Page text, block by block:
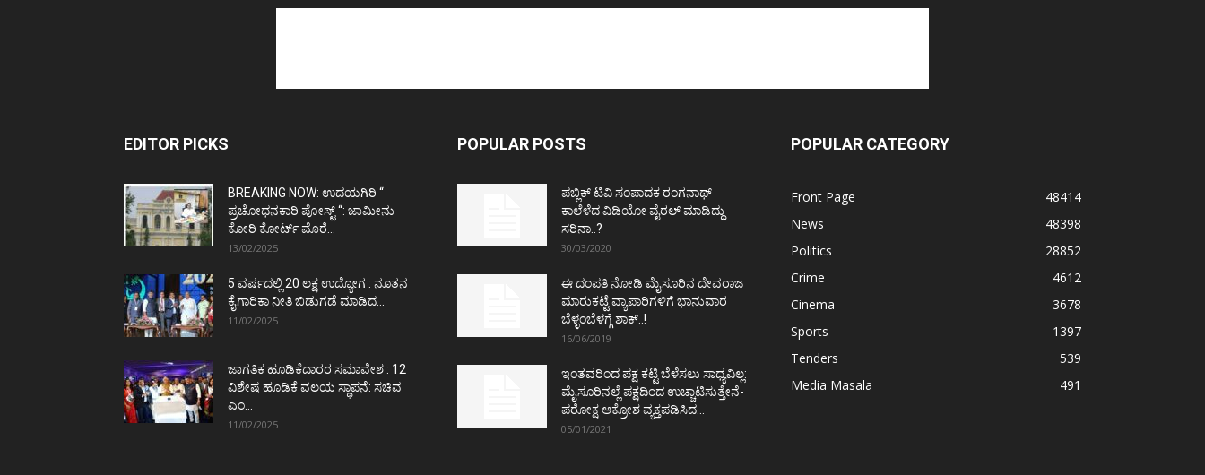
EDITOR PICKS
BREAKING NOW: ಉದಯಗಿರಿ “
ಪ್ರಚೋಧನಕಾರಿ ಪೋಸ್ಟ್‌ “: ಜಾಮೀನು
ಕೋರಿ ಕೋರ್ಟ್‌ ಮೊರೆ...
13/02/2025
5 ವರ್ಷದಲ್ಲಿ 20 ಲಕ್ಷ ಉದ್ಯೋಗ : ನೂತನ
ಕೈಗಾರಿಕಾ ನೀತಿ ಬಿಡುಗಡೆ ಮಾಡಿದ...
11/02/2025
ಜಾಗತಿಕ ಹೂಡಿಕೆದಾರರ ಸಮಾವೇಶ : 12
ವಿಶೇಷ ಹೂಡಿಕೆ ವಲಯ ಸ್ಥಾಪನೆ: ಸಚಿವ
ಎಂ...
11/02/2025
POPULAR POSTS
ಪಬ್ಲಿಕ್ ಟಿವಿ ಸಂಪಾದಕ ರಂಗನಾಥ್
ಕಾಲೆಳೆದ ವಿಡಿಯೋ ವೈರಲ್ ಮಾಡಿದ್ದು
ಸರಿನಾ..?
30/03/2020
ಈ ದಂಪತಿ ನೋಡಿ ಮೈಸೂರಿನ ದೇವರಾಜ
ಮಾರುಕಟ್ಟೆ ವ್ಯಾಪಾರಿಗಳಿಗೆ ಭಾನುವಾರ
ಬೆಳ್ಳಂಬೆಳಗ್ಗೆ ಶಾಕ್..!
16/06/2019
ಇಂತವರಿಂದ ಪಕ್ಷ ಕಟ್ಟಿ ಬೆಳೆಸಲು ಸಾಧ್ಯವಿಲ್ಲ:
ಮೈಸೂರಿನಲ್ಲೆ ಪಕ್ಷದಿಂದ ಉಚ್ಚಾಟಿಸುತ್ತೇನೆ-
ಪರೋಕ್ಷ ಆಕ್ರೋಶ ವ್ಯಕ್ತಪಡಿಸಿದ...
05/01/2021
POPULAR CATEGORY
Front Page
48414
News
48398
Politics
28852
Crime
4612
Cinema
3678
Sports
1397
Tenders
539
Media Masala
491